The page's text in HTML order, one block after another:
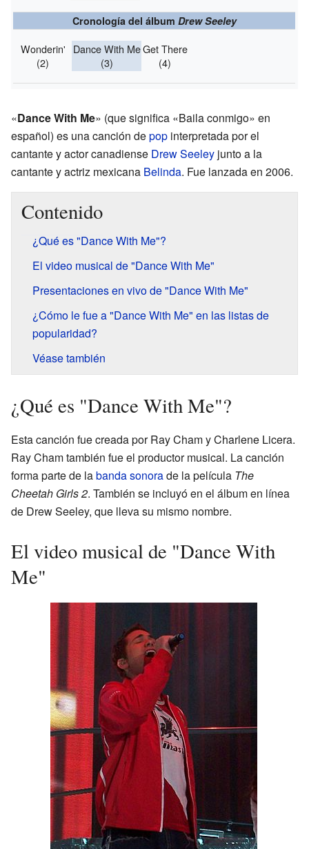
Cronología del álbum Drew Seeley
Wonderin'
(2)
Dance With Me
(3)
Get There
(4)
«Dance With Me» (que significa «Baila conmigo» en
español) es una canción depop interpretada por el
cantante y actor canadiense Drew Seeley junto a la
cantante y actriz mexicana Belinda. Fue lanzada en 2006.
Contenido
¿Qué es "Dance With Me"?
El video musical de "Dance With Me"
Presentaciones en vivo de "Dance With Me"
¿Cómo le fue a "Dance With Me" en las listas de
popularidad?
Véase también
¿Qué es "Dance With Me"?
Esta canción fue creada por Ray Cham y Charlene Licera.
Ray Cham también fue el productor musical. La canción
forma parte de labanda sonorade la película The
Cheetah Girls 2. También se incluyó en el álbum en línea
de Drew Seeley, que lleva su mismo nombre.
El video musical de "Dance With
Me"